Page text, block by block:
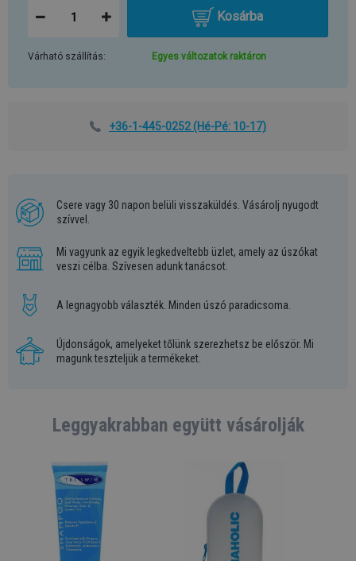
Kosárba
Várható szállítás: Egyes változatok raktáron
+36-1-445-0252(Hé-Pé: 10-17)
Csere vagy 30 napon belüli visszaküldés. Vásárolj nyugodt
szívvel.
Mi vagyunk az egyik legkedveltebb üzlet, amely az úszókat
veszi célba. Szívesen adunk tanácsot.
A legnagyobb választék. Minden úszó paradicsoma.
Újdonságok, amelyeket tőlünk szerezhetsz be először. Mi
magunk teszteljük a termékeket.
Leggyakrabban együtt vásárolják